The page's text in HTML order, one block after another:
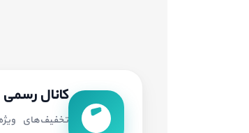
کانال رسمی
تخفیف‌های